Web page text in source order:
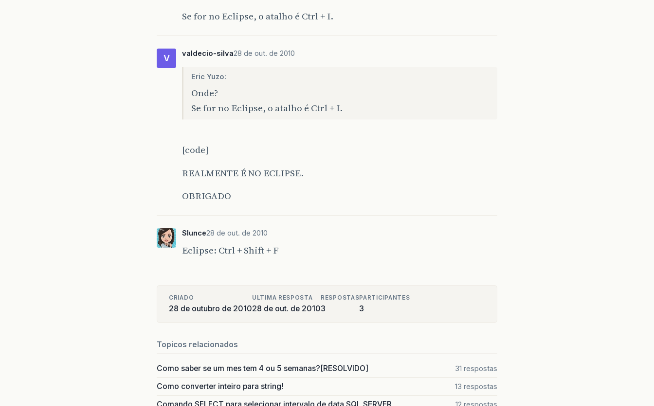
Se for no Eclipse, o atalho é Ctrl + I.
V valdecio-silva28 de out. de 2010
Eric Yuzo:
Onde?
Se for no Eclipse, o atalho é Ctrl + I.
[code]
REALMENTE É NO ECLIPSE.
OBRIGADO
Slunce28 de out. de 2010
Eclipse: Ctrl + Shift + F
CRIADO
28 de outubro de 2010
ULTIMA RESPOSTA
28 de out. de 2010
RESPOSTAS
3
PARTICIPANTES
3
Topicos relacionados
Como saber se um mes tem 4 ou 5 semanas?[RESOLVIDO] 31 respostas
Como converter inteiro para string! 13 respostas